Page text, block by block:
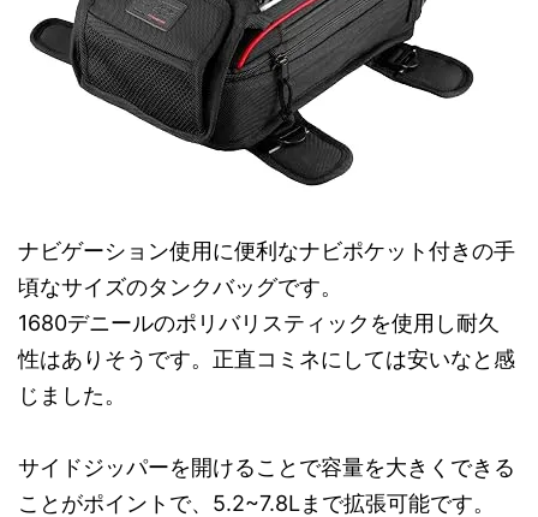
ナビゲーション使用に便利なナビポケット付きの手
頃なサイズのタンクバッグです。
1680デニールのポリバリスティックを使用し耐久
性はありそうです。正直コミネにしては安いなと感
じました。
サイドジッパーを開けることで容量を大きくできる
ことがポイントで、5.2~7.8Lまで拡張可能です。